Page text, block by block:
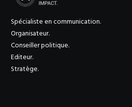
Spécialiste en communication.
Organisateur.
Conseiller politique.
Editeur.
Stratège.